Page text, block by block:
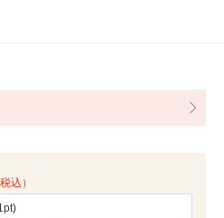
税込）